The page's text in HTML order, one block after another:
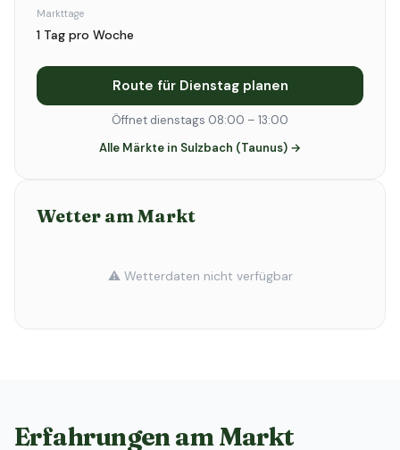
Markttage
1 Tag pro Woche
Route für Dienstag planen
Öffnet dienstags 08:00 – 13:00
Alle Märkte in Sulzbach (Taunus) →
Wetter am Markt
⚠️ Wetterdaten nicht verfügbar
Erfahrungen am Markt